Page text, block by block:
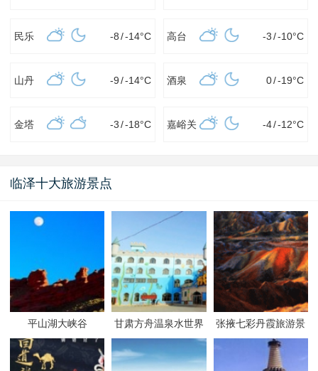
民乐 -8/-14°C 高台 -3 /-10°C
山丹 -9/-14°C 酒泉 0/-19°C
金塔 -3/-18°C 嘉峪关 -4/-12°C
临泽十大旅游景点
平山湖大峡谷 甘肃方舟温泉水世界
张掖七彩丹霞旅游景
区